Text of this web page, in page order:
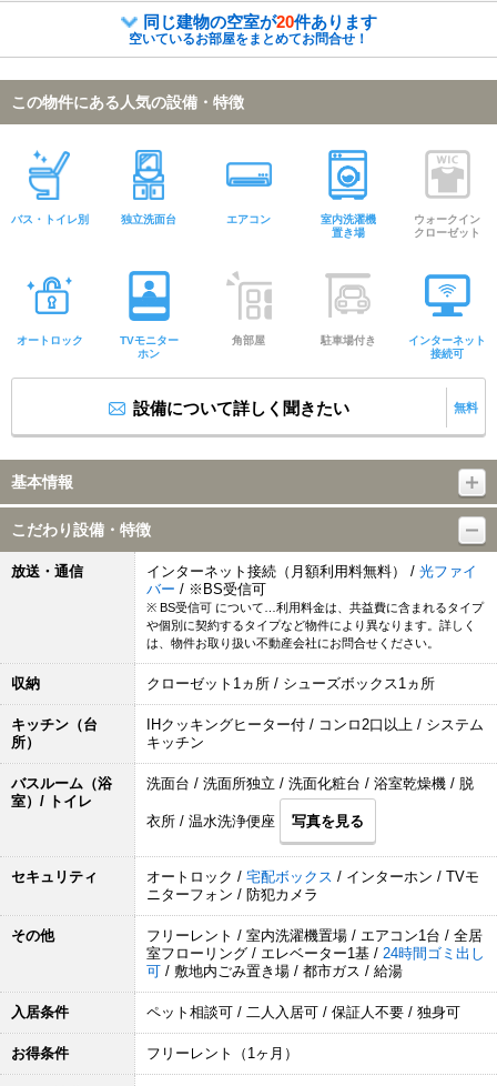
同じ建物の空室が20件あります
空いているお部屋をまとめてお問合せ！
この物件にある人気の設備・特徴
バス・トイレ別 独立洗面台 エアコン
室内洗濯機
置き場
ウォークイン
クローゼット
オートロック
TVモニター
ホン
角部屋 駐車場付き
インターネット
接続可
設備について詳しく聞きたい 無料
基本情報
こだわり設備・特徴
放送・通信 インターネット接続（月額利用料無料） / 光ファイ
バー / ※BS受信可
※ BS受信可 について…利用料金は、共益費に含まれるタイプ
や個別に契約するタイプなど物件により異なります。詳しく
は、物件お取り扱い不動産会社にお問合せください。
収納 クローゼット1ヵ所 / シューズボックス1ヵ所
キッチン（台
所）
IHクッキングヒーター付 / コンロ2口以上 / システム
キッチン
バスルーム（浴
室）/ トイレ
洗面台 / 洗面所独立 / 洗面化粧台 / 浴室乾燥機 / 脱
衣所 / 温水洗浄便座 写真を見る
セキュリティ オートロック / 宅配ボックス / インターホン / TVモ
ニターフォン / 防犯カメラ
その他
フリーレント / 室内洗濯機置場 / エアコン1台 / 全居
室フローリング / エレベーター1基 / 24時間ゴミ出し
可 / 敷地内ごみ置き場 / 都市ガス / 給湯
入居条件 ペット相談可 / 二人入居可 / 保証人不要 / 独身可
お得条件 フリーレント（1ヶ月）